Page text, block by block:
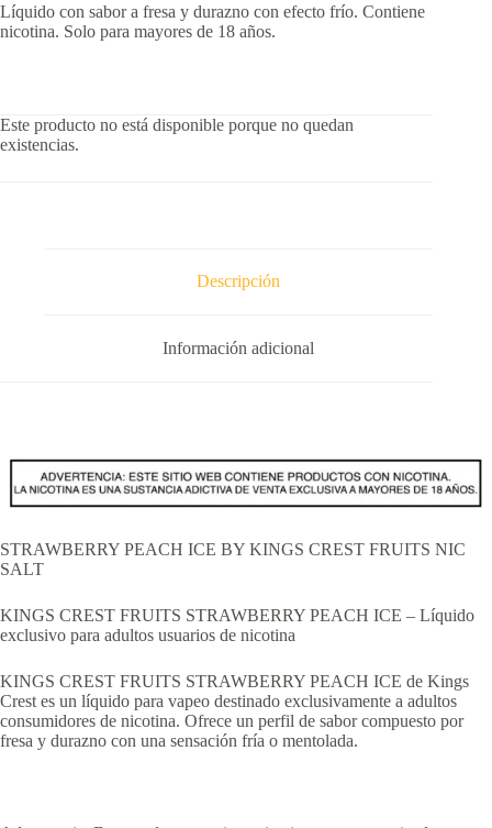
Líquido con sabor a fresa y durazno con efecto frío. Contiene
nicotina. Solo para mayores de 18 años.
Este producto no está disponible porque no quedan
existencias.
Descripción
Información adicional
STRAWBERRY PEACH ICE BY KINGS CREST FRUITS NIC
SALT
KINGS CREST FRUITS STRAWBERRY PEACH ICE – Líquido
exclusivo para adultos usuarios de nicotina
KINGS CREST FRUITS STRAWBERRY PEACH ICE de Kings
Crest es un líquido para vapeo destinado exclusivamente a adultos
consumidores de nicotina. Ofrece un perfil de sabor compuesto por
fresa y durazno con una sensación fría o mentolada.